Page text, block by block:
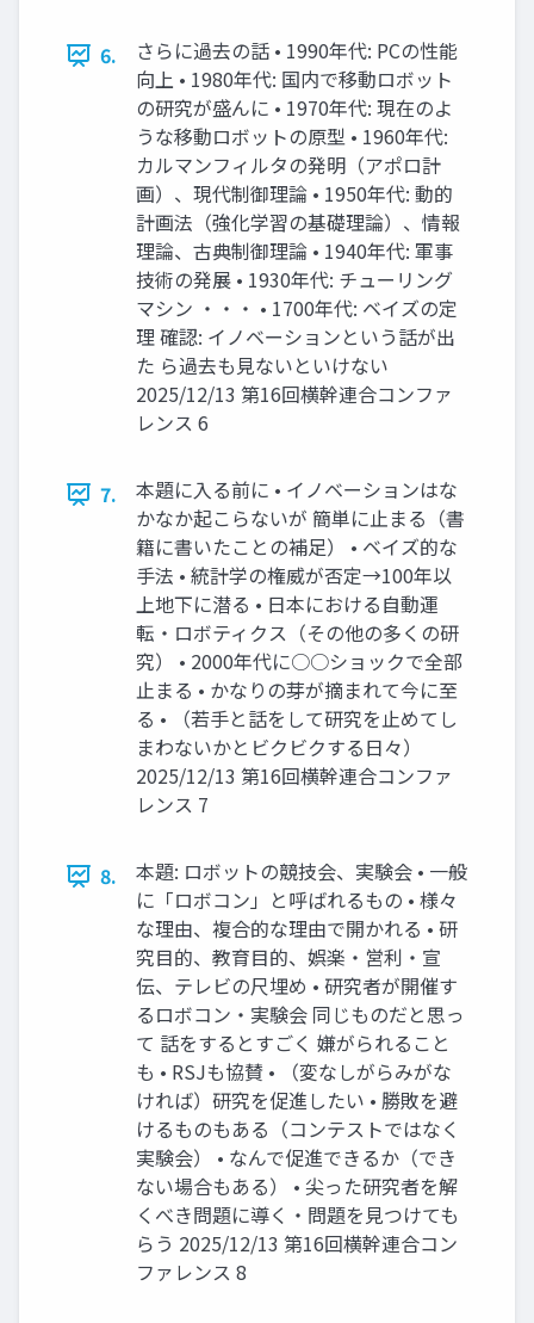
6.
さらに過去の話 • 1990年代: PCの性能
向上 • 1980年代: 国内で移動ロボット
の研究が盛んに • 1970年代: 現在のよ
うな移動ロボットの原型 • 1960年代:
カルマンフィルタの発明（アポロ計
画）、現代制御理論 • 1950年代: 動的
計画法（強化学習の基礎理論）、情報
理論、古典制御理論 • 1940年代: 軍事
技術の発展 • 1930年代: チューリング
マシン ・・・ • 1700年代: ベイズの定
理 確認: イノベーションという話が出
た ら過去も見ないといけない
2025/12/13 第16回横幹連合コンファ
レンス 6
7.
本題に入る前に • イノベーションはな
かなか起こらないが 簡単に止まる（書
籍に書いたことの補足） • ベイズ的な
手法 • 統計学の権威が否定→100年以
上地下に潜る • 日本における自動運
転・ロボティクス（その他の多くの研
究） • 2000年代に○○ショックで全部
止まる • かなりの芽が摘まれて今に至
る • （若手と話をして研究を止めてし
まわないかとビクビクする日々）
2025/12/13 第16回横幹連合コンファ
レンス 7
8.
本題: ロボットの競技会、実験会 • 一般
に「ロボコン」と呼ばれるもの • 様々
な理由、複合的な理由で開かれる • 研
究目的、教育目的、娯楽・営利・宣
伝、テレビの尺埋め • 研究者が開催す
るロボコン・実験会 同じものだと思っ
て 話をするとすごく 嫌がられること
も • RSJも協賛 • （変なしがらみがな
ければ）研究を促進したい • 勝敗を避
けるものもある（コンテストではなく
実験会） • なんで促進できるか（でき
ない場合もある） • 尖った研究者を解
くべき問題に導く・問題を見つけても
らう 2025/12/13 第16回横幹連合コン
ファレンス 8